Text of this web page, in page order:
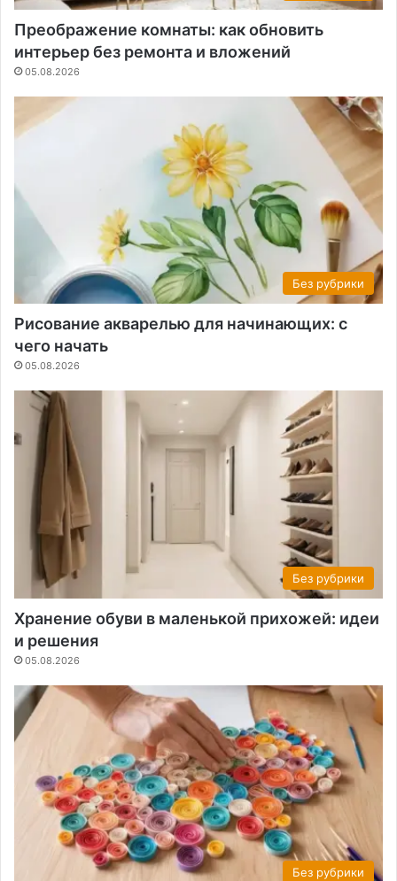
Преображение комнаты: как обновить
интерьер без ремонта и вложений
05.08.2026
Без рубрики
Рисование акварелью для начинающих: с
чего начать
05.08.2026
Без рубрики
Хранение обуви в маленькой прихожей: идеи
и решения
05.08.2026
Без рубрики